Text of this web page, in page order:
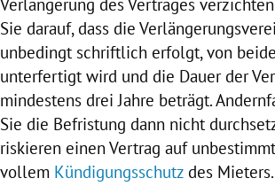
Verlängerung des Vertrages
Sie darauf, dass die
unbedingt schriftlich erfolgt, von
unterfertigt wird und die Dauer der
mindestens drei Jahre beträgt.
Sie die Befristung dann nicht
riskieren einen Vertrag auf
vollem Kündigungsschutz des Mieters.